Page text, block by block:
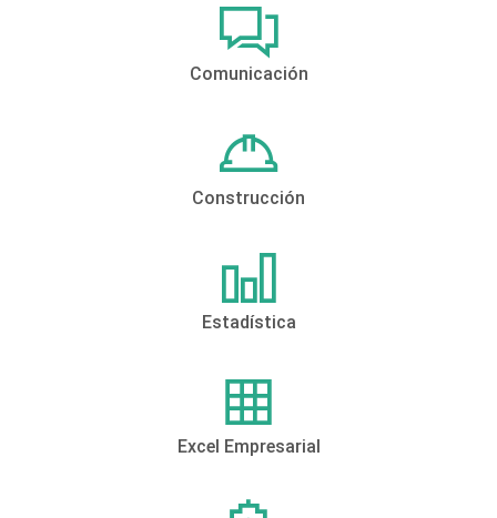
Comunicación
Construcción
Estadística
Excel Empresarial